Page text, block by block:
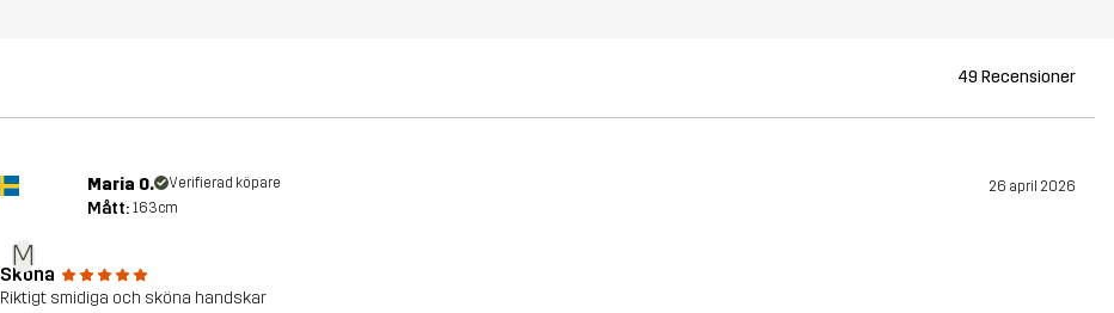
49 Recensioner
M
Maria O. Verifierad köpare 26 april 2026
Mått: 163cm
Sköna
Riktigt smidiga och sköna handskar